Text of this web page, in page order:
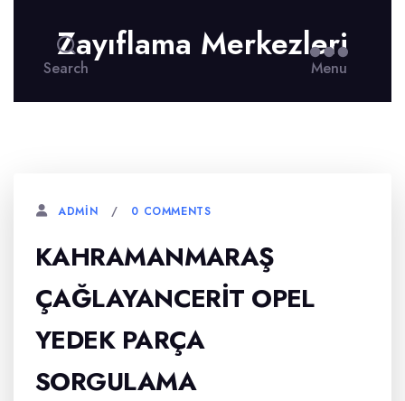
Search
Zayıflama Merkezleri
Menu
ADMIN 0 COMMENTS
KAHRAMANMARAŞ
ÇAĞLAYANCERIT OPEL
YEDEK PARÇA
SORGULAMA